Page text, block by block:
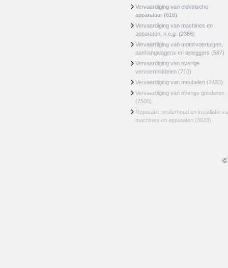
Vervaardiging van elektrische
apparatuur (616)
Vervaardiging van machines en
apparaten, n.e.g. (2386)
Vervaardiging van motorvoertuigen,
aanhangwagens en opleggers (587)
Vervaardiging van overige
vervoermiddelen (710)
Vervaardiging van meubelen (2433)
Vervaardiging van overige goederen
(2500)
Reparatie, onderhoud en installatie
machines en apparaten (3633)
©